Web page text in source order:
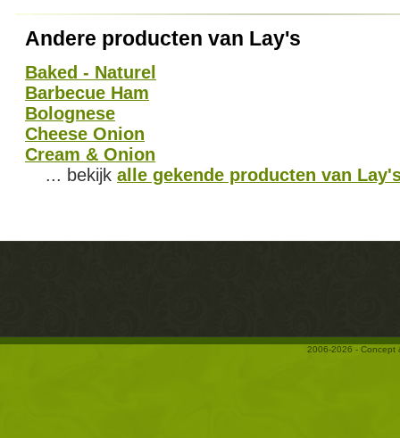
Andere producten van Lay's
Baked - Naturel
Barbecue Ham
Bolognese
Cheese Onion
Cream & Onion
... bekijk alle gekende producten van
2006-2026 - Concept